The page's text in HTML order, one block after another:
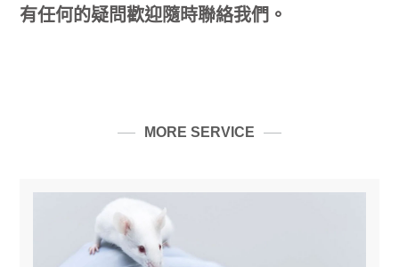
有任何的疑問歡迎隨時聯絡我們。
MORE SERVICE